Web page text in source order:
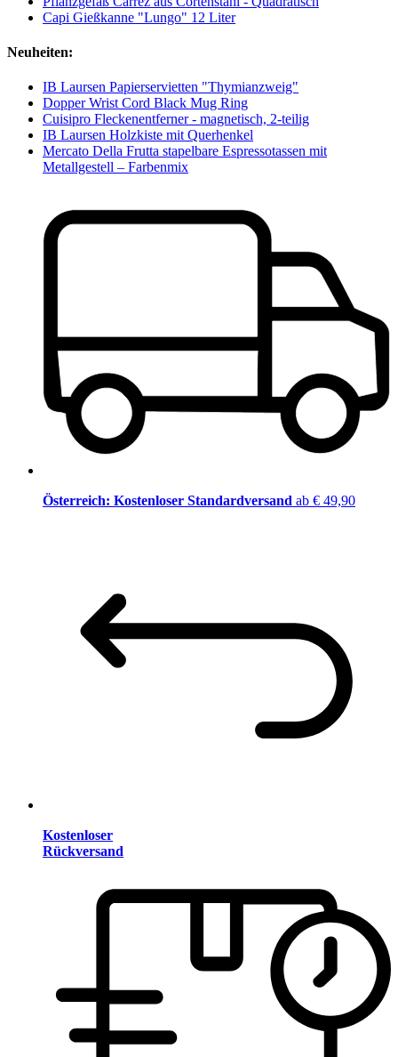
Capi Gießkanne "Lungo" 12 Liter
Neuheiten:
IB Laursen Papierservietten "Thymianzweig"
Dopper Wrist Cord Black Mug Ring
Cuisipro Fleckenentferner - magnetisch, 2-teilig
IB Laursen Holzkiste mit Querhenkel
Mercato Della Frutta stapelbare Espressotassen mit
Metallgestell – Farbenmix
Österreich: Kostenloser Standardversand ab € 49,90
Kostenloser
Rückversand